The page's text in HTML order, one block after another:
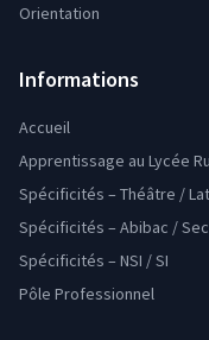
Orientation
Informations
Accueil
Apprentissage au Lycée
Spécificités – Théâtre /
Spécificités – Abibac /
Spécificités – NSI / SI
Pôle Professionnel